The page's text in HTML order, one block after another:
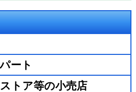
ート
トア等の小売店